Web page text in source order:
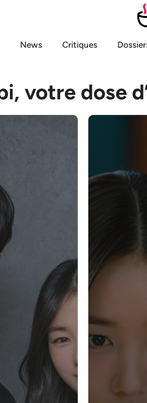
News
Critiques
votre dose